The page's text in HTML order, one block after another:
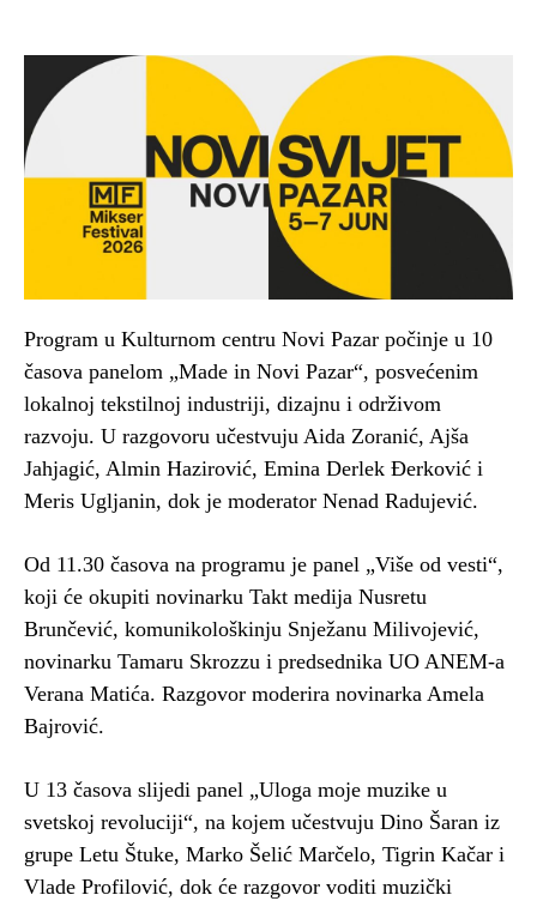
Program u Kulturnom centru Novi Pazar počinje u 10
časova panelom „Made in Novi Pazar“, posvećenim
lokalnoj tekstilnoj industriji, dizajnu i održivom
razvoju. U razgovoru učestvuju Aida Zoranić, Ajša
Jahjagić, Almin Hazirović, Emina Derlek Đerković i
Meris Ugljanin, dok je moderator Nenad Radujević.
Od 11.30 časova na programu je panel „Više od vesti“,
koji će okupiti novinarku Takt medija Nusretu
Brunčević, komunikološkinju Snježanu Milivojević,
novinarku Tamaru Skrozzu i predsednika UO ANEM-a
Verana Matića. Razgovor moderira novinarka Amela
Bajrović.
U 13 časova slijedi panel „Uloga moje muzike u
svetskoj revoluciji“, na kojem učestvuju Dino Šaran iz
grupe Letu Štuke, Marko Šelić Marčelo, Tigrin Kačar i
Vlade Profilović, dok će razgovor voditi muzički